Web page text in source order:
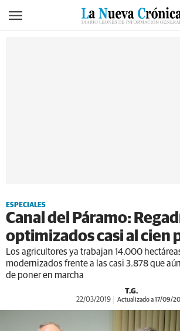
ESPECIALES
Canal del Páramo:
optimizados casi al cien
Los agricultores ya trabajan 14.000
modernizados frente a las casi 3.878 que
de poner en marcha
T.G.
22/03/2019 Actualizado a 17/09/